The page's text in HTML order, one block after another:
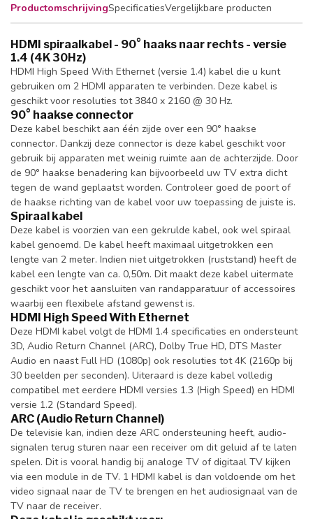
ProductomschrijvingSpecificatiesVergelijkbare producten
HDMI spiraalkabel - 90° haaks naar rechts - versie
1.4 (4K 30Hz)
HDMI High Speed With Ethernet (versie 1.4) kabel die u kunt
gebruiken om 2 HDMI apparaten te verbinden. Deze kabel is
geschikt voor resoluties tot 3840 x 2160 @ 30 Hz.
90° haakse connector
Deze kabel beschikt aan één zijde over een 90° haakse
connector. Dankzij deze connector is deze kabel geschikt voor
gebruik bij apparaten met weinig ruimte aan de achterzijde. Door
de 90° haakse benadering kan bijvoorbeeld uw TV extra dicht
tegen de wand geplaatst worden. Controleer goed de poort of
de haakse richting van de kabel voor uw toepassing de juiste is.
Spiraal kabel
Deze kabel is voorzien van een gekrulde kabel, ook wel spiraal
kabel genoemd. De kabel heeft maximaal uitgetrokken een
lengte van 2 meter. Indien niet uitgetrokken (ruststand) heeft de
kabel een lengte van ca. 0,50m. Dit maakt deze kabel uitermate
geschikt voor het aansluiten van randapparatuur of accessoires
waarbij een flexibele afstand gewenst is.
HDMI High Speed With Ethernet
Deze HDMI kabel volgt de HDMI 1.4 specificaties en ondersteunt
3D, Audio Return Channel (ARC), Dolby True HD, DTS Master
Audio en naast Full HD (1080p) ook resoluties tot 4K (2160p bij
30 beelden per seconden). Uiteraard is deze kabel volledig
compatibel met eerdere HDMI versies 1.3 (High Speed) en HDMI
versie 1.2 (Standard Speed).
ARC (Audio Return Channel)
De televisie kan, indien deze ARC ondersteuning heeft, audio-
signalen terug sturen naar een receiver om dit geluid af te laten
spelen. Dit is vooral handig bij analoge TV of digitaal TV kijken
via een module in de TV. 1 HDMI kabel is dan voldoende om het
video signaal naar de TV te brengen en het audiosignaal van de
TV naar de receiver.